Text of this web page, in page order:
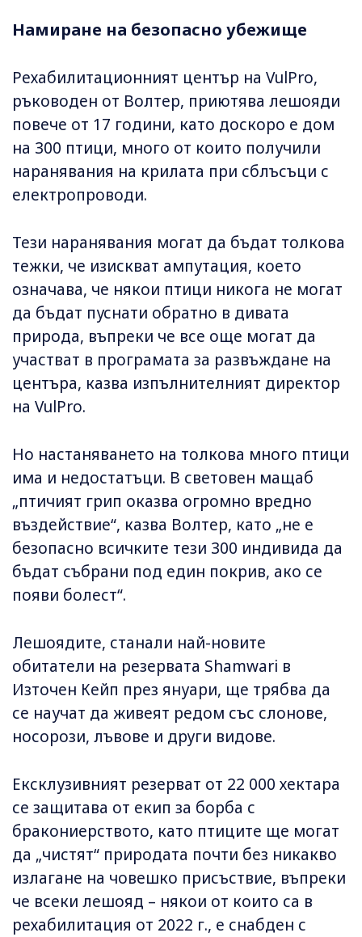
Намиране на безопасно убежище
Рехабилитационният център на VulPro,
ръководен от Волтер, приютява лешояди
повече от 17 години, като доскоро е дом
на 300 птици, много от които получили
наранявания на крилата при сблъсъци с
електропроводи.
Тези наранявания могат да бъдат толкова
тежки, че изискват ампутация, което
означава, че някои птици никога не могат
да бъдат пуснати обратно в дивата
природа, въпреки че все още могат да
участват в програмата за развъждане на
центъра, казва изпълнителният директор
на VulPro.
Но настаняването на толкова много птици
има и недостатъци. В световен мащаб
„птичият грип оказва огромно вредно
въздействие“, казва Волтер, като „не е
безопасно всичките тези 300 индивида да
бъдат събрани под един покрив, ако се
появи болест“.
Лешоядите, станали най-новите
обитатели на резервата Shamwari в
Източен Кейп през януари, ще трябва да
се научат да живеят редом със слонове,
носорози, лъвове и други видове.
Ексклузивният резерват от 22 000 хектара
се защитава от екип за борба с
бракониерството, като птиците ще могат
да „чистят“ природата почти без никакво
излагане на човешко присъствие, въпреки
че всеки лешояд – някои от които са в
рехабилитация от 2022 г., е снабден с